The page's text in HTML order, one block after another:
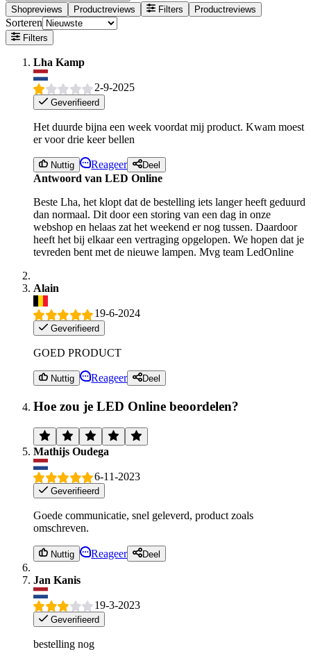
Shopreviews
Productreviews Filters Productreviews
Sorteren
Filters
Lha Kamp
2-9-2025
Geverifieerd
Het duurde bijna een week voordat mij product. Kwam moest
er voor drie keer bellen
Nuttig Reageer Deel
Antwoord van LED Online
Beste Lha, het klopt dat de bestelling iets langer heeft geduurd
dan normaal. Dit door een storing van een dag in onze
webshop en helaas zat het weekend er nog tussen. Daardoor
heeft het bij elkaar een vertraging opgelopen. We hopen dat je
tevreden bent met de nieuwe lampen. Mvg team LedOnline
Alain
19-6-2024
Geverifieerd
GOED PRODUCT
Nuttig Reageer Deel
Hoe zou je LED Online beoordelen?
Mathijs Oudega
6-11-2023
Geverifieerd
Goede communicatie, snel geleverd, product zoals
omschreven.
Nuttig Reageer Deel
Jan Kanis
19-3-2023
Geverifieerd
bestelling nog